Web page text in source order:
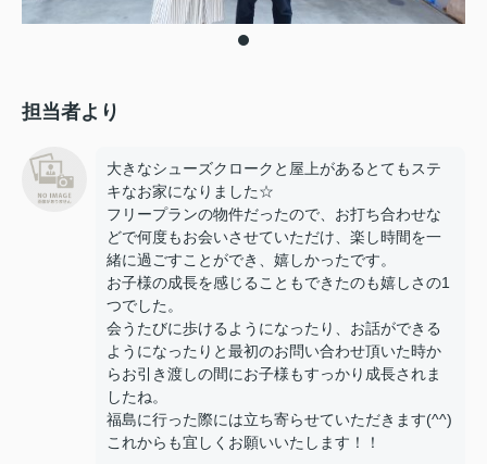
担当者より
大きなシューズクロークと屋上があるとてもステ
キなお家になりました☆
フリープランの物件だったので、お打ち合わせな
どで何度もお会いさせていただけ、楽し時間を一
緒に過ごすことができ、嬉しかったです。
お子様の成長を感じることもできたのも嬉しさの1
つでした。
会うたびに歩けるようになったり、お話ができる
ようになったりと最初のお問い合わせ頂いた時か
らお引き渡しの間にお子様もすっかり成長されま
したね。
福島に行った際には立ち寄らせていただきます(^^)
これからも宜しくお願いいたします！！